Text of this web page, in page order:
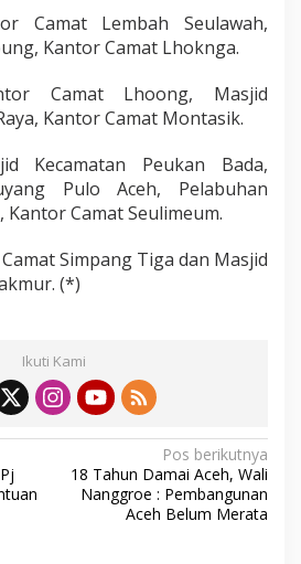
Camat Lembah Seulawah,
Kantor Camat Lhoknga.
Camat Lhoong, Masjid
Kantor Camat Montasik.
Kecamatan Peukan Bada,
Pulo Aceh, Pelabuhan
Kantor Camat Seulimeum.
Simpang Tiga dan Masjid
(*)
Ikuti Kami
Pos berikutnya
18 Tahun Damai Aceh, Wali
Nanggroe : Pembangunan
Aceh Belum Merata